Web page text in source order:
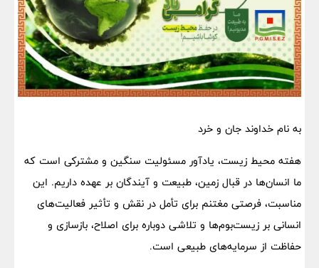
به نام خداوند جان و خرد
هفته محیط زیست، یادآور مسئولیت سنگین و مشترکی است که
ما انسان‌ها در قبال زمین، طبیعت و آیندگان بر عهده داریم. این
مناسبت، فرصتی مغتنم برای تأمل در نقش و تأثیر فعالیت‌های
انسانی بر زیست‌بوم‌ها و تلاشی دوباره برای اصلاح، بازسازی و
حفاظت از سرمایه‌های طبیعی است.